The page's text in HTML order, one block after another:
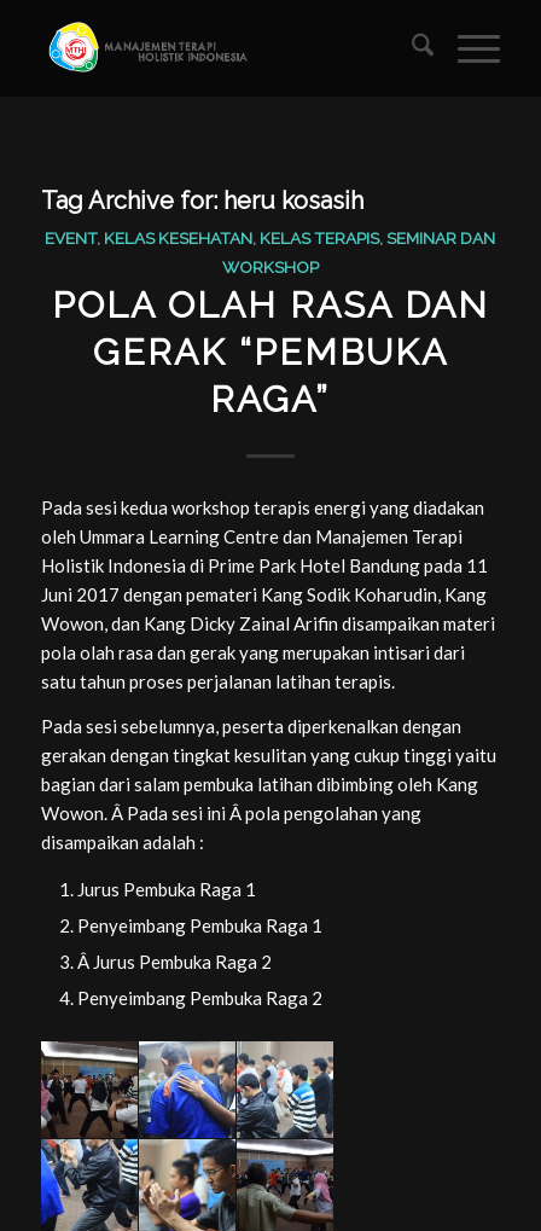
Tag Archive for: heru kosasih
EVENT, KELAS KESEHATAN, KELAS TERAPIS,SEMINAR DAN
WORKSHOP
POLA OLAH RASA DAN
GERAK “PEMBUKA
RAGA”
Pada sesi kedua workshop terapis energi yang diadakan
oleh Ummara Learning Centre dan Manajemen Terapi
Holistik Indonesia di Prime Park Hotel Bandung pada 11
Juni 2017 dengan pemateri Kang Sodik Koharudin, Kang
Wowon, dan Kang Dicky Zainal Arifin disampaikan materi
pola olah rasa dan gerak yang merupakan intisari dari
satu tahun proses perjalanan latihan terapis.
Pada sesi sebelumnya, peserta diperkenalkan dengan
gerakan dengan tingkat kesulitan yang cukup tinggi yaitu
bagian dari salam pembuka latihan dibimbing oleh Kang
Wowon. Â Pada sesi ini Â pola pengolahan yang
disampaikan adalah :
Jurus Pembuka Raga 1
Penyeimbang Pembuka Raga 1
Â Jurus Pembuka Raga 2
Penyeimbang Pembuka Raga 2